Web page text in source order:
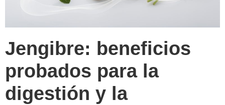
Jengibre: beneficios
probados para la
digestión y la